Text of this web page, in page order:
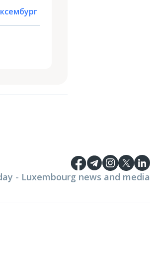
- Luxembourg news and media